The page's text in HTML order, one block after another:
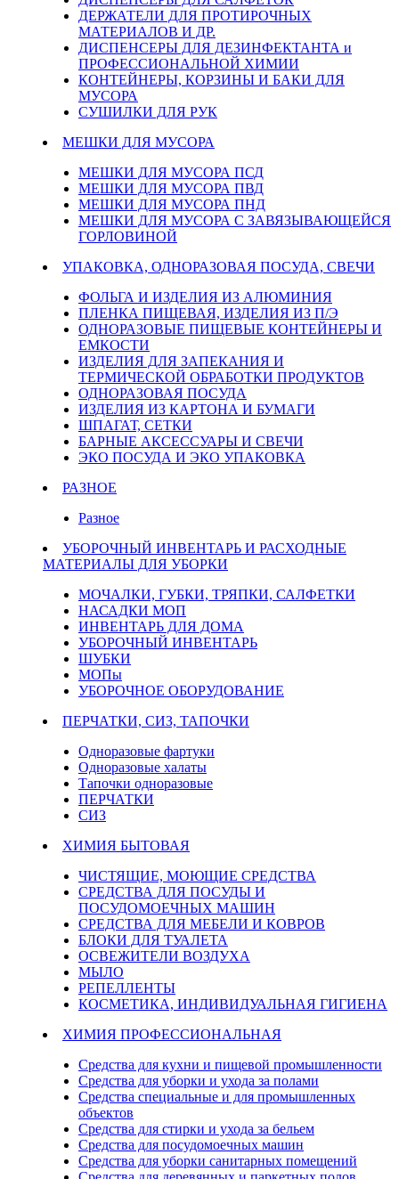
ДЕРЖАТЕЛИ ДЛЯ ПРОТИРОЧНЫХ
МАТЕРИАЛОВ И ДР.
ДИСПЕНСЕРЫ ДЛЯ ДЕЗИНФЕКТАНТА и
ПРОФЕССИОНАЛЬНОЙ ХИМИИ
КОНТЕЙНЕРЫ, КОРЗИНЫ И БАКИ ДЛЯ
МУСОРА
СУШИЛКИ ДЛЯ РУК
МЕШКИ ДЛЯ МУСОРА
МЕШКИ ДЛЯ МУСОРА ПСД
МЕШКИ ДЛЯ МУСОРА ПВД
МЕШКИ ДЛЯ МУСОРА ПНД
МЕШКИ ДЛЯ МУСОРА С ЗАВЯЗЫВАЮЩЕЙСЯ
ГОРЛОВИНОЙ
УПАКОВКА, ОДНОРАЗОВАЯ ПОСУДА, СВЕЧИ
ФОЛЬГА И ИЗДЕЛИЯ ИЗ АЛЮМИНИЯ
ПЛЕНКА ПИЩЕВАЯ, ИЗДЕЛИЯ ИЗ П/Э
ОДНОРАЗОВЫЕ ПИЩЕВЫЕ КОНТЕЙНЕРЫ И
ЕМКОСТИ
ИЗДЕЛИЯ ДЛЯ ЗАПЕКАНИЯ И
ТЕРМИЧЕСКОЙ ОБРАБОТКИ ПРОДУКТОВ
ОДНОРАЗОВАЯ ПОСУДА
ИЗДЕЛИЯ ИЗ КАРТОНА И БУМАГИ
ШПАГАТ, СЕТКИ
БАРНЫЕ АКСЕССУАРЫ И СВЕЧИ
ЭКО ПОСУДА И ЭКО УПАКОВКА
РАЗНОЕ
Разное
УБОРОЧНЫЙ ИНВЕНТАРЬ И РАСХОДНЫЕ
МАТЕРИАЛЫ ДЛЯ УБОРКИ
МОЧАЛКИ, ГУБКИ, ТРЯПКИ, САЛФЕТКИ
НАСАДКИ МОП
ИНВЕНТАРЬ ДЛЯ ДОМА
УБОРОЧНЫЙ ИНВЕНТАРЬ
ШУБКИ
МОПы
УБОРОЧНОЕ ОБОРУДОВАНИЕ
ПЕРЧАТКИ, СИЗ, ТАПОЧКИ
Одноразовые фартуки
Одноразовые халаты
Тапочки одноразовые
ПЕРЧАТКИ
СИЗ
ХИМИЯ БЫТОВАЯ
ЧИСТЯЩИЕ, МОЮЩИЕ СРЕДСТВА
СРЕДСТВА ДЛЯ ПОСУДЫ И
ПОСУДОМОЕЧНЫХ МАШИН
СРЕДСТВА ДЛЯ МЕБЕЛИ И КОВРОВ
БЛОКИ ДЛЯ ТУАЛЕТА
ОСВЕЖИТЕЛИ ВОЗДУХА
МЫЛО
РЕПЕЛЛЕНТЫ
КОСМЕТИКА, ИНДИВИДУАЛЬНАЯ ГИГИЕНА
ХИМИЯ ПРОФЕССИОНАЛЬНАЯ
Средства для кухни и пищевой промышленности
Средства для уборки и ухода за полами
Средства специальные и для промышленных
объектов
Средства для стирки и ухода за бельем
Средства для посудомоечных машин
Средства для уборки санитарных помещений